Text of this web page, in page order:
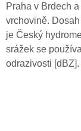
Praha v Brdech
vrchovině.
je Český
srážek se
odrazivosti [dBZ].